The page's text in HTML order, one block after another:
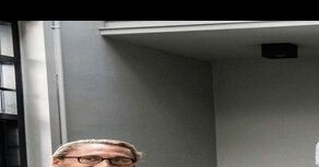
r
c